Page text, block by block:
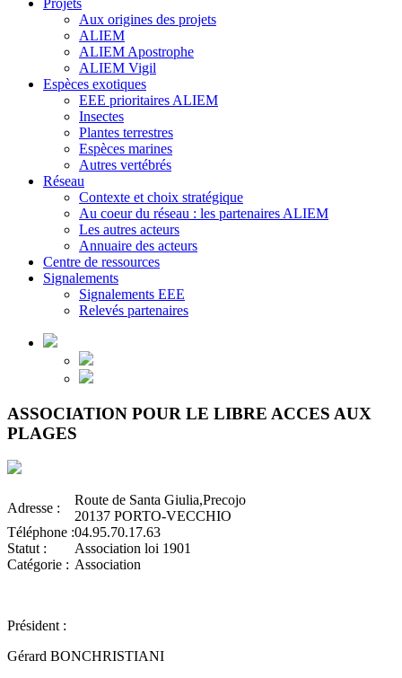
Aux origines des projets
ALIEM
ALIEM Apostrophe
ALIEM Vigil
Espèces exotiques
EEE prioritaires ALIEM
Insectes
Plantes terrestres
Espèces marines
Autres vertébrés
Réseau
Contexte et choix stratégique
Au coeur du réseau : les partenaires ALIEM
Les autres acteurs
Annuaire des acteurs
Centre de ressources
Signalements
Signalements EEE
Relevés partenaires
ASSOCIATION POUR LE LIBRE ACCES AUX
PLAGES
Adresse :
Route de Santa Giulia,Precojo
20137 PORTO-VECCHIO
Téléphone :04.95.70.17.63
Statut :
Association loi 1901
Catégorie : Association
Président :
Gérard BONCHRISTIANI